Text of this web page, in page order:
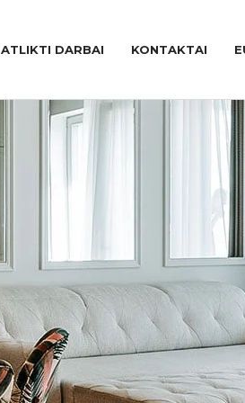
ATLIKTI DARBAI KONTAKTAI